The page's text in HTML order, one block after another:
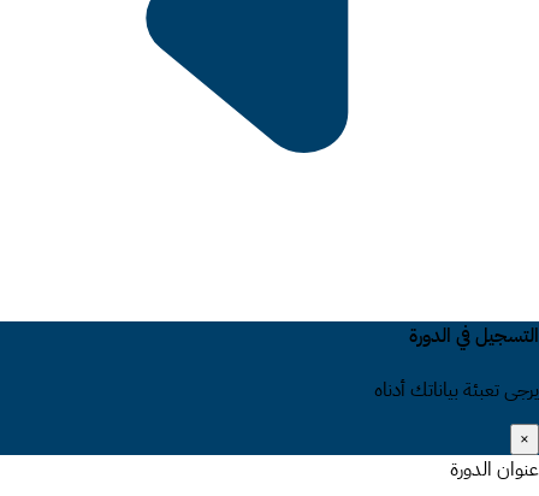
التسجيل في الدورة
يرجى تعبئة بياناتك أدناه
×
عنوان الدورة